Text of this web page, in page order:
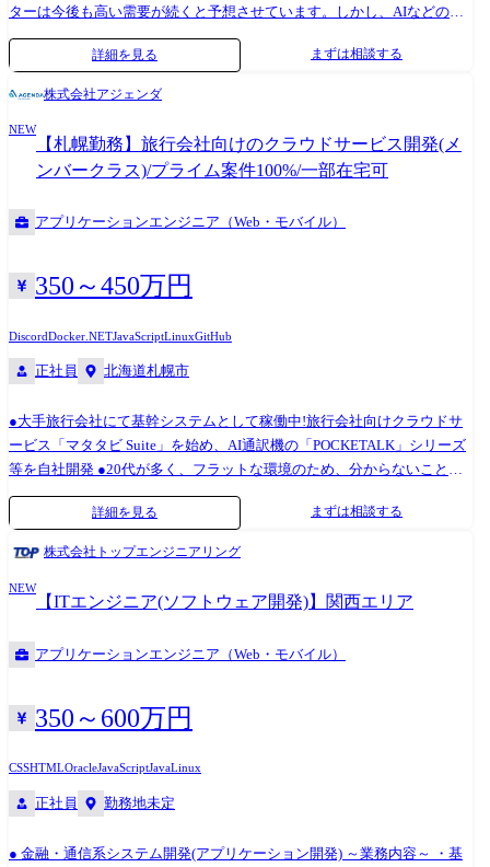
閉じません。 阻害要因がセールスの提案プロセスにあれば、営業組織の
業務の改善に取り組みます。 運用組織のオペレーションに起因していれ
ば、その自動化やシステム化も取り扱いたいと思っています。 プロダク
トの構造的な改善が必要であれば、PdMと一緒に上流から設計します。
ちですが、私たちはそこに留まるつもりはありません。 顧客信頼性向上
のレバーがある場所に、エンジニアリングの力で踏み込んでいくことを
目指しています。 ●技術スタック ・インフラ: Google Cloud ・バックエ
ンド: Scala, Python, Go(ScalaからGo/TypeScriptへの移行中です) ・フロン
トエンド: TypeScript, React ・データベース: PostgreSQL, Firestore,
・構成管理: Terraform, Kubernetes ・CI/CD: CloudBuild, GitHub Actions ・
その他API等: ChatGPT, Algolia, SendGrid ・監視: Sentry, DataDog ・ツー
ダンなパブリッククラウド(Azure、AWS)環境の設計・構築。 セキュリテ
ィ要件の厳しい大手企業のシステム特性に応じたインフラアーキテクチ
ャの最適化や効率的な運用体制の構築 ※配属先はギブリーコンサルティ
ングになります。 ●業務の変更の範囲 会社内での全ての業務
ターは今後も高い需要が続くと予想させています。しかし、AIなどの技
術が今後急速に発達していくため、Webディレクターには幅広いスキル
や経験が必要となります。 当社では、集客増加・売上向上へと導くトー
ップしたい」そんな想いを当社で叶えませんか? 仕事内容 WEB事業部の
総合職として、LPやWEBメディアのサイトのグロースに関わるリスティ
ング広告やSNS施策を強化するため、Web制作ディレクターをお任せしま
ディレクション業務を行っていただき、クライアント様のWEBサイトの
多くのお客様から引き合いを受けており、社内体制の更なる強化を行っ
ています。 (変更の範囲)会社の定める業務 ※グループ会社への出向を含
ョン全般 ●UIUX(ウェブ、アプリ)設計・運用、 ●Webサイト立上げ・リニ
ューアルに関する全体的なプロジェクト管理 ●リリース後のアクセス解
ると良い) ●GA/ヒートマップ分析(※あると良い) <ビジネスツールスキル
> ●PowerPoint ●Excel ●Word <デザインツールスキル> ●XD ●Photoshop
●Illustrator
詳細を見る まずは相談する
株式会社アジェンダ
NEW
【札幌勤務】旅行会社向けのクラウドサービス開発(メ
ンバークラス)/プライム案件100%/一部在宅可
アプリケーションエンジニア（Web・モバイル）
350～450万円
DiscordDocker .NETJavaScriptLinuxGitHub
正社員 北海道札幌市
●大手旅行会社にて基幹システムとして稼働中!旅行会社向けクラウドサ
ービス「マタタビ Suite」を始め、AI通訳機の「POCKETALK」シリーズ
等を自社開発 ●20代が多く、フラットな環境のため、分からないことを
聞きやすい体制 ●リモートでも常時相談可能な環境 旅行会社様の基幹シ
ステムの自社製品開発または受託開発を担っていただきます。自社製品
または1次請けのプライム案件です。 ※将来的には要件定義、開発から
語、フレームワーク、ツール C#/.NET(MVC、
Forms)/VisualStudio/PHP/CakePHP/PhpStorm/JavaScript(フロン
ト)/jQuery/PhpStorm/JavaScript(バッ
ク)/Node.js/VisualStudioCode/MySQL/MySQLWorkbench/AWS/GitHub/Office
働きやすい環境をめざす 当社は働き方改革を推進していることや、プラ
イム案件しか受注をしないことから残業時間は現在10時間以下まで減っ
って働きやすい環境です。 (2)技術が大好きな人たちが集まった会社 当社
好きの社員が多数在籍しています。そのため開発の際も年次や役職など
詳細を見る まずは相談する
株式会社トップエンジニアリング
NEW
【ITエンジニア(ソフトウェア開発)】関西エリア
アプリケーションエンジニア（Web・モバイル）
350～600万円
CSSHTMLOracleJavaScriptJavaLinux
正社員 勤務地未定
● 金融・通信系システム開発(アプリケーション開発) ～業務内容～ ・基